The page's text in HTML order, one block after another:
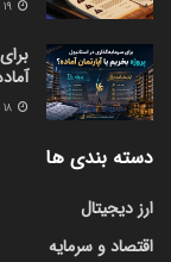
دسته بندی ها
ارز دیجیتال
اقتصاد و سرمایه